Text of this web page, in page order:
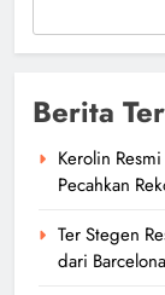
Berita
Kerolin
Pecahkan
Ter Stegen
dari Barcelona